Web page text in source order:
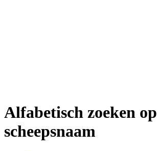
Alfabetisch zoeken op
scheepsnaam